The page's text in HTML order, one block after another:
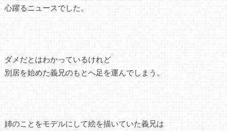
心躍るニュースでした。
ダメだとはわかっているけれど
別居を始めた義兄のもとへ足を運んでしまう。
姉のことをモデルにして絵を描いていた義兄は